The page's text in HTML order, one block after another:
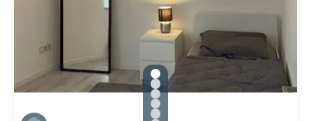
gallery.slide_selector
Zu Slide 1 wechseln
Zu Slide 2 wechseln
Zu Slide 3 wechseln
Zu Slide 4 wechseln